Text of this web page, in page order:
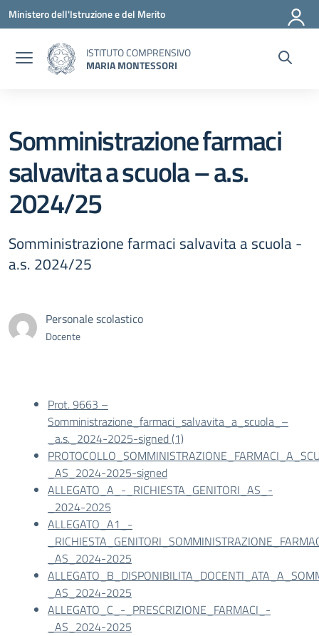
Vai ai contenuti
Vai al menu di navigazione
Vai al footer
Ministero dell'Istruzione e del Merito
ISTITUTO COMPRENSIVO
MARIA MONTESSORI
Somministrazione farmaci
salvavita a scuola – a.s.
2024/25
Somministrazione farmaci salvavita a scuola -
a.s. 2024/25
Personale scolastico
Docente
Prot. 9663 –
Somministrazione_farmaci_salvavita_a_scuola_–
_a.s._2024-2025-signed (1)
_AS_2024-2025-signed
ALLEGATO_A_-_RICHIESTA_GENITORI_AS_-
_2024-2025
ALLEGATO_A1_-
_AS_2024-2025
_AS_2024-2025
ALLEGATO_C_-_PRESCRIZIONE_FARMACI_-
_AS_2024-2025